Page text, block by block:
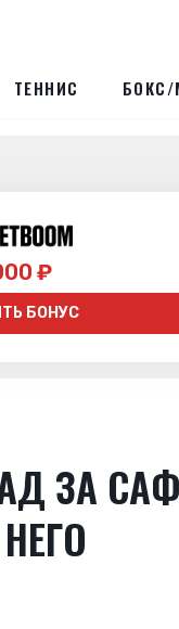
ТЕННИС
₽
БОНУС
ЗА